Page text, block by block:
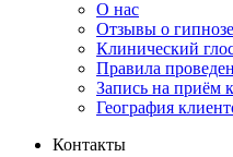
О нас
Отзывы о гипнозе
Клинический
Правила
Запись на приём
География
Контакты